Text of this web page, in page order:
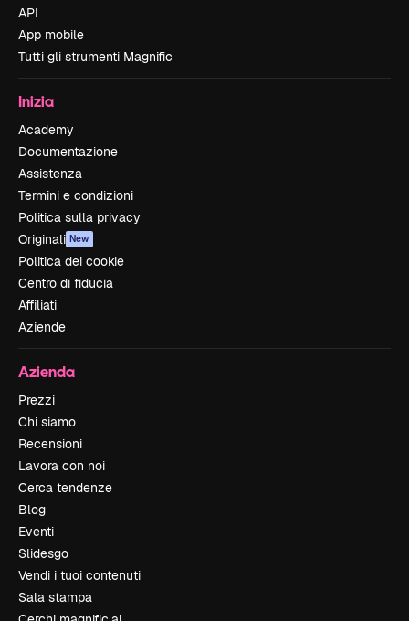
API
App mobile
Tutti gli strumenti Magnific
Inizia
Academy
Documentazione
Assistenza
Termini e condizioni
Politica sulla privacy
Originali New
Politica dei cookie
Centro di fiducia
Affiliati
Aziende
Azienda
Prezzi
Chi siamo
Recensioni
Lavora con noi
Cerca tendenze
Blog
Eventi
Slidesgo
Vendi i tuoi contenuti
Sala stampa